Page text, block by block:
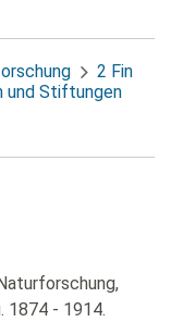
2 Fin
und Stiftungen
1874 - 1914.